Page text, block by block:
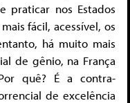
praticar nos Estados
fácil, acessível, os
há muito mais
de gênio, na França
quê? É a contra-
de excelência